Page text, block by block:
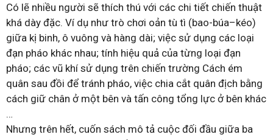
Có lẽ nhiều người sẽ thích thú với các chi tiết chiến thuật
khá dày đặc. Ví dụ như trò chơi oản tù tì (bao-búa–kéo)
giữa kị binh, ô vuông và hàng dài; việc sử dụng các loại
đạn pháo khác nhau; tính hiệu quả của từng loại đạn
pháo; các vũ khí sử dụng trên chiến trường Cách ém
quân sau đồi để tránh pháo, việc chia cắt quân địch bằng
cách giữ chân ở một bên và tấn công tổng lực ở bên khác
…
Nhưng trên hết, cuốn sách mô tả cuộc đối đầu giữa ba